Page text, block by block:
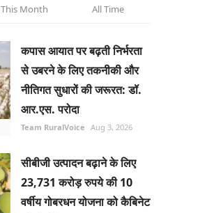
This Month All Time
कपास आयात पर बढ़ती निर्भरता
से उबरने के लिए तकनीकी और
नीतिगत सुधारों की जरूरत: डॉ.
आर.एस. परोदा
Team RuralVoice Aug 3, 2026
सीबीजी उत्पादन बढ़ाने के लिए
23,731 करोड़ रुपये की 10
वर्षीय गोबरधन योजना को कैबिनेट